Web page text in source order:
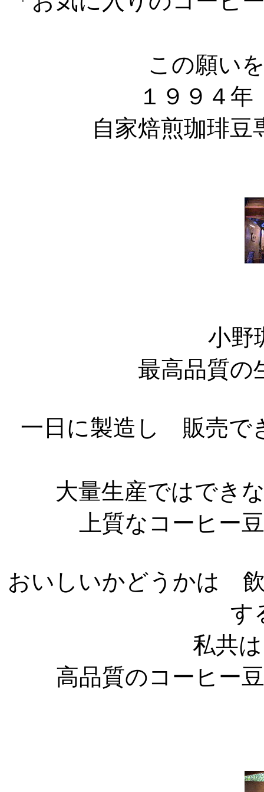
この願い
１９９４
自家焙煎珈琲
小野
最高品質の
一日に製造し 販売で
大量生産ではでき
上質なコーヒー
おいしいかどうかは
す
私共
高品質のコーヒー